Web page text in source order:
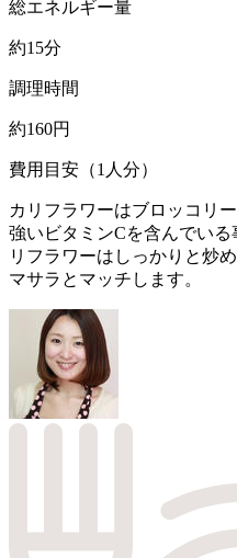
総エネルギー量
約15分
調理時間
約160円
費用目安（1人分）
カリフラワーはブロッコリ
強いビタミンCを含んでい
リフラワーはしっかりと炒
マサラとマッチします。